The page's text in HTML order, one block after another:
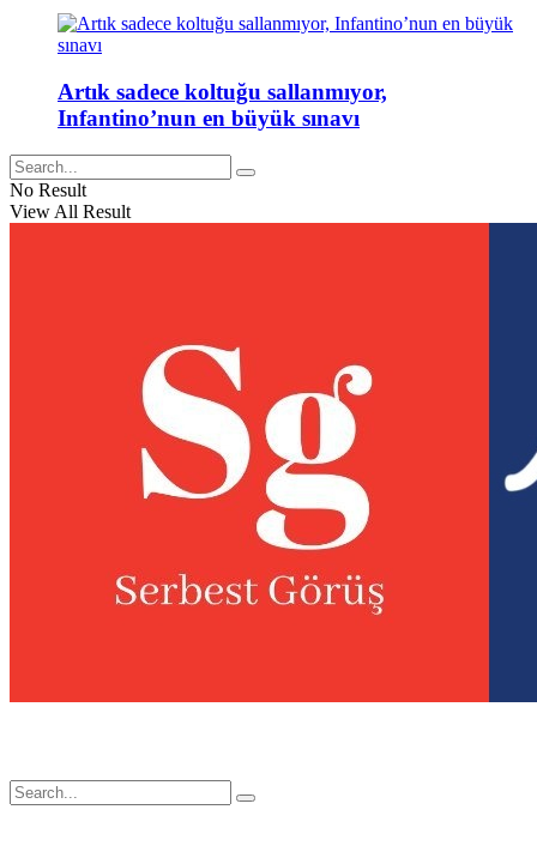
Artık sadece koltuğu sallanmıyor,
Infantino’nun en büyük sınavı
No Result
View All Result